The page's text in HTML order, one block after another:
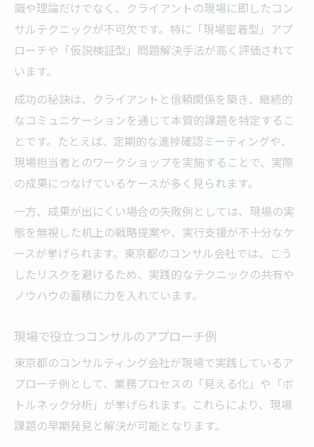
識や理論だけでなく、クライアントの現場に即したコン
サルテクニックが不可欠です。特に「現場密着型」アプ
ローチや「仮説検証型」問題解決手法が高く評価されて
います。
成功の秘訣は、クライアントと信頼関係を築き、継続的
なコミュニケーションを通じて本質的課題を特定するこ
とです。たとえば、定期的な進捗確認ミーティングや、
現場担当者とのワークショップを実施することで、実際
の成果につなげているケースが多く見られます。
一方、成果が出にくい場合の失敗例としては、現場の実
態を無視した机上の戦略提案や、実行支援が不十分なケ
ースが挙げられます。東京都のコンサル会社では、こう
したリスクを避けるため、実践的なテクニックの共有や
ノウハウの蓄積に力を入れています。
現場で役立つコンサルのアプローチ例
東京都のコンサルティング会社が現場で実践しているア
プローチ例として、業務プロセスの「見える化」や「ボ
トルネック分析」が挙げられます。これらにより、現場
課題の早期発見と解決が可能となります。